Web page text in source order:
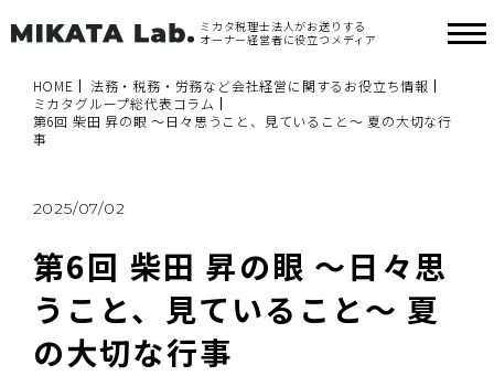
ミカタ税理士法人がお送りする
オーナー経営者に役立つメディア
HOME
法務・税務・労務など会社経営に関するお役立ち情報
ミカタグループ総代表コラム
第6回 柴田 昇の眼 ～日々思うこと、見ていること～ 夏の大切な行
事
2025/07/02
第6回 柴田 昇の眼 ～日々思
うこと、見ていること～ 夏
の大切な行事